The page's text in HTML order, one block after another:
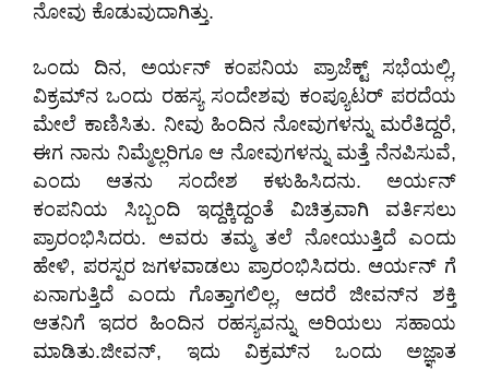
ನೋವು ಕೊಡುವುದಾಗಿತ್ತು.
​ಒಂದು ದಿನ, ಅರ್ಯನ್ ಕಂಪನಿಯ ಪ್ರಾಜೆಕ್ಟ್ ಸಭೆಯಲ್ಲಿ,
ವಿಕ್ರಮ್‌‌ನ ಒಂದು ರಹಸ್ಯ ಸಂದೇಶವು ಕಂಪ್ಯೂಟರ್ ಪರದೆಯ
ಮೇಲೆ ಕಾಣಿಸಿತು. ನೀವು ಹಿಂದಿನ ನೋವುಗಳನ್ನು ಮರೆತಿದ್ದರೆ,
ಈಗ ನಾನು ನಿಮ್ಮೆಲ್ಲರಿಗೂ ಆ ನೋವುಗಳನ್ನು ಮತ್ತೆ ನೆನಪಿಸುವೆ,
ಎಂದು ಆತನು ಸಂದೇಶ ಕಳುಹಿಸಿದನು. ಅರ್ಯನ್
ಕಂಪನಿಯ ಸಿಬ್ಬಂದಿ ಇದ್ದಕ್ಕಿದ್ದಂತೆ ವಿಚಿತ್ರವಾಗಿ ವರ್ತಿಸಲು
ಪ್ರಾರಂಭಿಸಿದರು. ಅವರು ತಮ್ಮ ತಲೆ ನೋಯುತ್ತಿದೆ ಎಂದು
ಹೇಳಿ, ಪರಸ್ಪರ ಜಗಳವಾಡಲು ಪ್ರಾರಂಭಿಸಿದರು. ಆರ್ಯನ್ ಗೆ
ಏನಾಗುತ್ತಿದೆ ಎಂದು ಗೊತ್ತಾಗಲಿಲ್ಲ, ಆದರೆ ಜೀವನ್‌ನ ಶಕ್ತಿ
ಆತನಿಗೆ ಇದರ ಹಿಂದಿನ ರಹಸ್ಯವನ್ನು ಅರಿಯಲು ಸಹಾಯ
ಮಾಡಿತು.ಜೀವನ್, ಇದು ವಿಕ್ರಮ್‌ನ ಒಂದು ಅಜ್ಞಾತ